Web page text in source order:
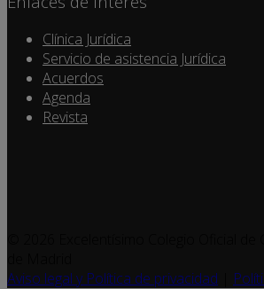
Clínica Jurídica
Servicio de asistencia Jurídica
Acuerdos
Agenda
Revista
Aviso legal y Política de privacidad